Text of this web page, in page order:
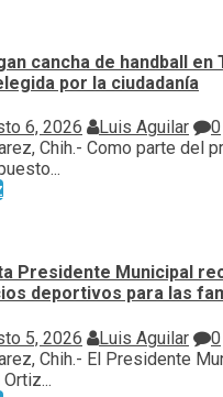
cancha de handball en
por la ciudadanía
6, 2026 Luis Aguilar
0
Chih.- Como parte del
Presidente Municipal
deportivos para las
5, 2026 Luis Aguilar
0
Chih.- El Presidente